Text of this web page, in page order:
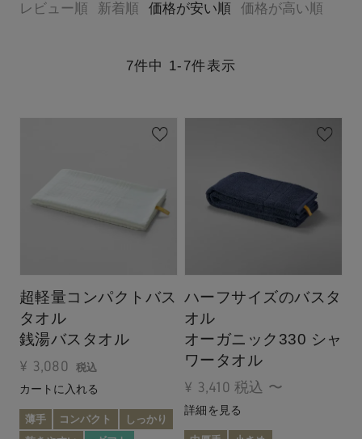
レビュー順 新着順 価格が安い順 価格が高い順
7件中 1- 7件表示
超軽量コンパクトバス
タオル
銭湯バスタオル
¥ 3,080 税込
カートに入れる
薄手 コンパクト
しっかり
ハーフサイズのバスタ
オル
オーガニック330 シャ
ワータオル
¥ 3,410 税込 〜
詳細を見る